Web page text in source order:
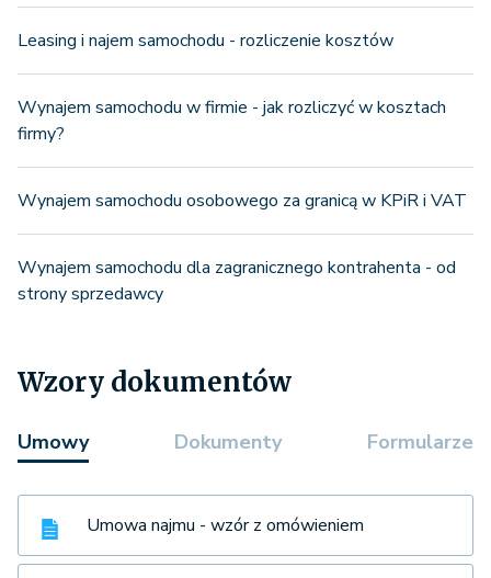
Leasing i najem samochodu - rozliczenie kosztów
Wynajem samochodu w firmie - jak rozliczyć w kosztach
firmy?
Wynajem samochodu osobowego za granicą w KPiR i VAT
Wynajem samochodu dla zagranicznego kontrahenta - od
strony sprzedawcy
Wzory dokumentów
Umowy Dokumenty Formularze
Umowa najmu - wzór z omówieniem